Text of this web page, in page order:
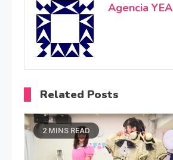
Agencia YEA
Related Posts
2 MINS READ